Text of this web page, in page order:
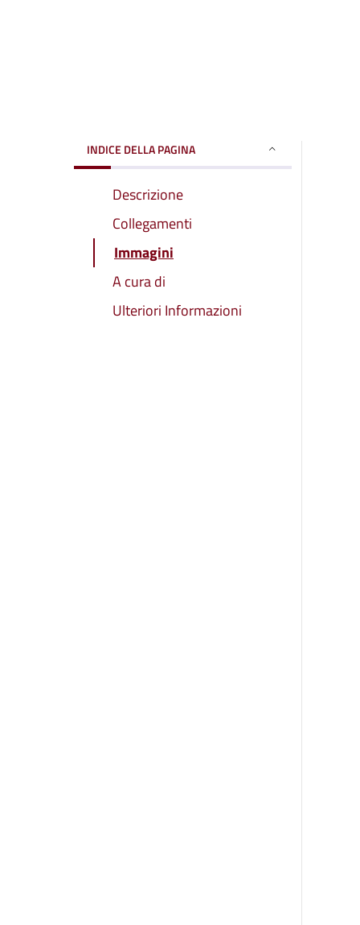
INDICE DELLA PAGINA
Descrizione
Collegamenti
Immagini
A cura di
Ulteriori Informazioni